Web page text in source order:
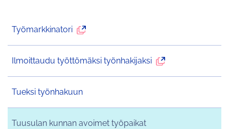
Työmarkkinatori
Ulkoinen
palvelu
avautuu
Ilmoittaudu työttömäksi työnhakijaksi
Ulkoinen
palvelu
Tueksi työnhakuun
Tuusulan kunnan avoimet työpaikat